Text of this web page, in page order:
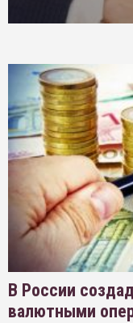
В России
валютными